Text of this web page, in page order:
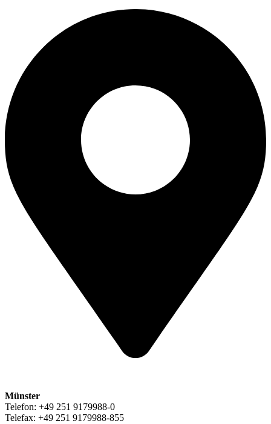
Münster
Telefon: +49 251 9179988-0
Telefax: +49 251 9179988-855